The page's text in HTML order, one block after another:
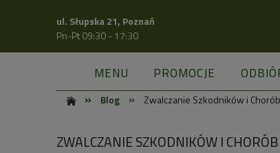
ul. Słupska 21, Poznań
Pn-Pt 09:30 - 17:30
MENU PROMOCJE
» Blog » Zwalczanie Szkodników i
ZWALCZANIE SZKODNIKÓW I